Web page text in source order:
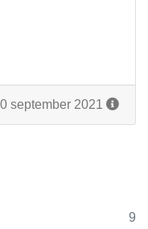
9
september 2021